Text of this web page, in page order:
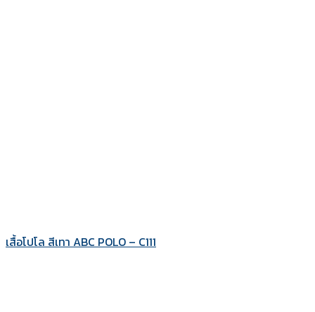
เสื้อโปโล สีเทา ABC POLO – C111